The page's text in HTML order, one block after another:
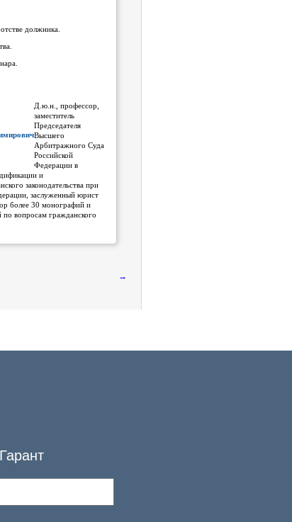
должника.
Д.ю.н., профессор,
заместитель
Председателя
Высшего
Арбитражного Суда
Российской
Федерации в
и
законодательства при
заслуженный юрист
более 30 монографий и
вопросам гражданского
→